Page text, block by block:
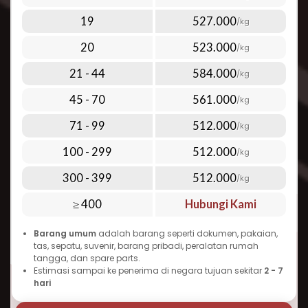
Di bawah 1 kg: mulai dari Rp 1.760.000,-
Di atas 100 kg: mulai dari Rp 512.000,- per kg
Lihat harga lengkap terbaru melalui tabel
tarif pengiriman yang ada di halaman
Perlu diingat bahwa biaya kirim paket ke
berat, dimensi, jenis barang, dan layanan
tambahan yang dipilih. Semakin banyak
barang yang Anda kirim sekaligus, semakin
ekonomis tarif per kilogramnya. Inilah yang
menjadikan Repack.id pilihan terbaik untuk
cara kirim paket murah ke Djibouti tanpa
mengorbankan kualitas dan kecepatan.
Waktu Pengiriman Paket ke Djibouti
yang Dapat Diandalkan
Salah satu pertanyaan umum seputar
pengiriman ke Djibouti adalah “berapa lama
19 527.000/kg
20 523.000/kg
21 - 44 584.000/kg
45 - 70 561.000/kg
71 - 99 512.000/kg
100 - 299 512.000/kg
300 - 399 512.000/kg
≥ 400 Hubungi Kami
Barang umum adalah barang seperti dokumen, pakaian,
tas, sepatu, suvenir, barang pribadi, peralatan rumah
tangga, dan spare parts.
Estimasi sampai ke penerima di negara tujuan sekitar 2 - 7
hari